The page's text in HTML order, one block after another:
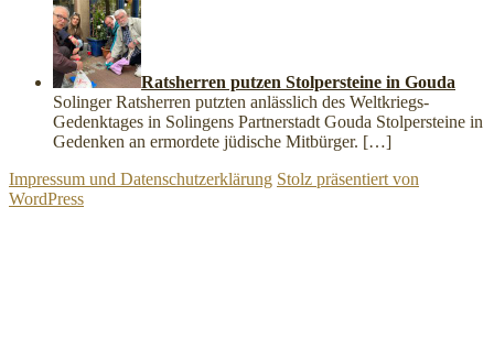
Ratsherren putzen Stolpersteine in Gouda
Solinger Ratsherren putzten anlässlich des Weltkriegs-
Gedenktages in Solingens Partnerstadt Gouda Stolpersteine in
Gedenken an ermordete jüdische Mitbürger. […]
Impressum und Datenschutzerklärung Stolz präsentiert von
WordPress